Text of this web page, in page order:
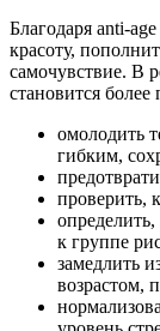
Благодаря anti-
красоту,
самочувствие. В
становится
омолодить
гибким,
проверить,
к группе
замедлить
возрастом,